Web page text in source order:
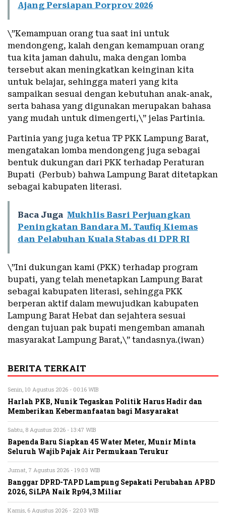
Ajang Persiapan Porprov 2026
\”Kemampuan orang tua saat ini untuk
mendongeng, kalah dengan kemampuan orang
tua kita jaman dahulu, maka dengan lomba
tersebut akan meningkatkan keinginan kita
untuk belajar, sehingga materi yang kita
sampaikan sesuai dengan kebutuhan anak-anak,
serta bahasa yang digunakan merupakan bahasa
yang mudah untuk dimengerti,\” jelas Partinia.
Partinia yang juga ketua TP PKK Lampung Barat,
mengatakan lomba mendongeng juga sebagai
bentuk dukungan dari PKK terhadap Peraturan
Bupati (Perbub) bahwa Lampung Barat ditetapkan
sebagai kabupaten literasi.
Baca Juga Mukhlis Basri Perjuangkan
Peningkatan Bandara M. Taufiq Kiemas
dan Pelabuhan Kuala Stabas di DPR RI
\”Ini dukungan kami (PKK) terhadap program
bupati, yang telah menetapkan Lampung Barat
sebagai kabupaten literasi, sehingga PKK
berperan aktif dalam mewujudkan kabupaten
Lampung Barat Hebat dan sejahtera sesuai
dengan tujuan pak bupati mengemban amanah
masyarakat Lampung Barat,\” tandasnya.(iwan)
BERITA TERKAIT
Senin, 10 Agustus 2026 - 00:16 WIB
Harlah PKB, Nunik Tegaskan Politik Harus Hadir dan
Memberikan Kebermanfaatan bagi Masyarakat
Sabtu, 8 Agustus 2026 - 13:47 WIB
Bapenda Baru Siapkan 45 Water Meter, Munir Minta
Seluruh Wajib Pajak Air Permukaan Terukur
Jumat, 7 Agustus 2026 - 19:03 WIB
Banggar DPRD-TAPD Lampung Sepakati Perubahan APBD
2026, SiLPA Naik Rp94,3 Miliar
Kamis, 6 Agustus 2026 - 22:03 WIB